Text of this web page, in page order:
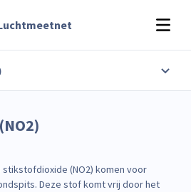
(NO2) komen voor
Deze stof komt vrij door het